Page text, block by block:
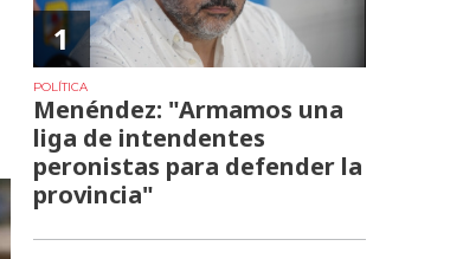
1
POLÍTICA
Menéndez: "Armamos una
liga de intendentes
peronistas para defender la
provincia"